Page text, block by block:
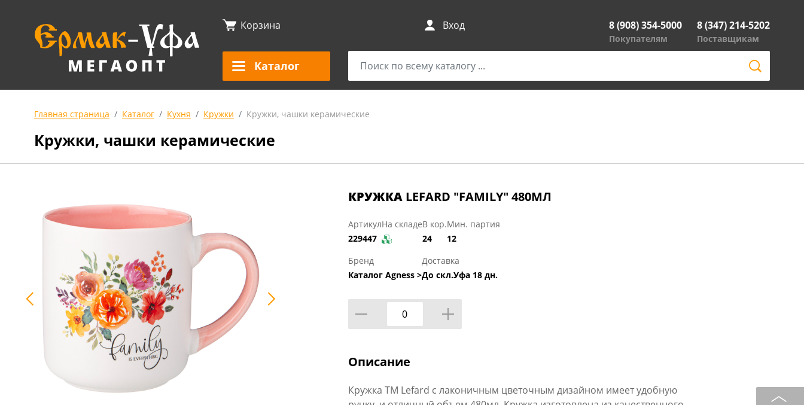
Корзина Вход 8 (908) 354-5000
Покупателям
8 (347) 214-5202
Поставщикам
Каталог
Главная страница Каталог Кухня Кружки Кружки, чашки керамические
Кружки, чашки керамические
КРУЖКА LEFARD "FAMILY" 480МЛ
Артикул
229447
На складеВ кор.
24
Мин. партия
12
Бренд
Каталог Agness >
Доставка
До скл.Уфа 18 дн.
Описание
Кружка TM Lefard с лаконичным цветочным дизайном имеет удобную